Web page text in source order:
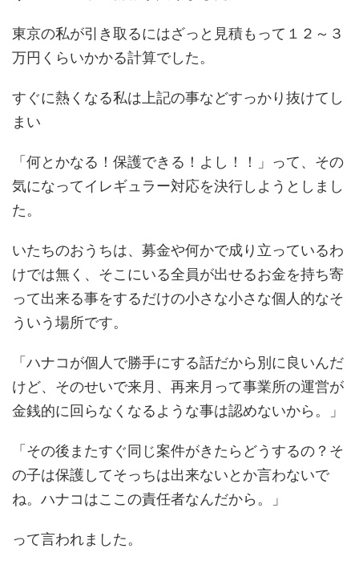
東京の私が引き取るにはざっと見積もって１２～３
万円くらいかかる計算でした。
すぐに熱くなる私は上記の事などすっかり抜けてし
まい
「何とかなる！保護できる！よし！！」って、その
気になってイレギュラー対応を決行しようとしまし
た。
いたちのおうちは、募金や何かで成り立っているわ
けでは無く、そこにいる全員が出せるお金を持ち寄
って出来る事をするだけの小さな小さな個人的なそ
ういう場所です。
「ハナコが個人で勝手にする話だから別に良いんだ
けど、そのせいで来月、再来月って事業所の運営が
金銭的に回らなくなるような事は認めないから。」
「その後またすぐ同じ案件がきたらどうするの？そ
の子は保護してそっちは出来ないとか言わないで
ね。ハナコはここの責任者なんだから。」
って言われました。